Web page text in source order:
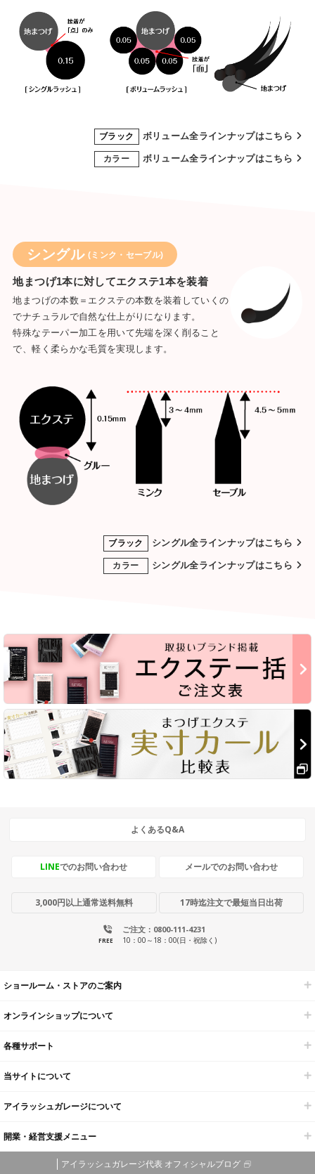
ブラック ボリューム全ラインナップはこちら
カラー ボリューム全ラインナップはこちら
シングル (ミンク・セーブル)
地まつげ1本に対してエクステ1本を装着
地まつげの本数＝エクステの本数を装着していくの
でナチュラルで自然な仕上がりになります。
特殊なテーパー加工を用いて先端を深く削ること
で、軽く柔らかな毛質を実現します。
ブラック シングル全ラインナップはこちら
カラー シングル全ラインナップはこちら
よくあるQ&A
LINEでのお問い合わせ メールでのお問い合わせ
3,000円以上通常送料無料 17時迄注文で最短当日出荷
ご注文：0800-111-4231
FREE 10：00～18：00(日・祝除く)
ショールーム・ストアのご案内
オンラインショップについて
各種サポート
当サイトについて
アイラッシュガレージについて
開業・経営支援メニュー
アイラッシュガレージ代表 オフィシャルブログ